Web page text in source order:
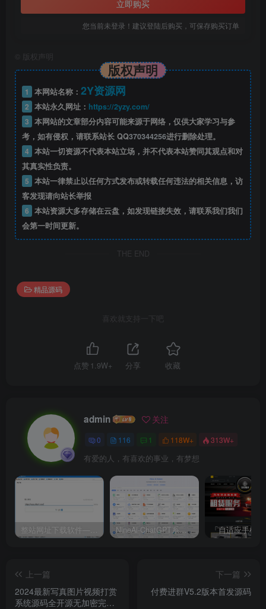
立即购买
您当前未登录！建议登陆后购买，可保存购买订单
版权声明
版权声明
1 本网站名称： 2Y资源网
2 本站永久网址： https://2yzy.com/
3 本网站的文章部分内容可能来源于网络，仅供大家学习与参
考，如有侵权，请联系站长 QQ370344256进行删除处理。
4 本站一切资源不代表本站立场，并不代表本站赞同其观点和对
其真实性负责。
5 本站一律禁止以任何方式发布或转载任何违法的相关信息，访
客发现请向站长举报
6 本站资源大多存储在云盘，如发现链接失效，请联系我们我们
会第一时间更新。
THE END
精品源码
喜欢就支持一下吧
点赞 1.9W+ 分享 收藏
admin 关注
0 116 1 118W+ 313W+
有爱的人，有喜欢的事业，有梦想
整站网址下载软件——XFT下载软件 NineAi-ChatGPT系统全开源源码及基本搭建教程
上一篇
2024最新写真图片视频打赏
系统源码全开源无加密完整
下一篇
付费进群V5.2版本首发源码